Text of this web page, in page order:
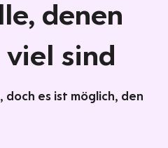
denen
viel sind
es ist möglich, den